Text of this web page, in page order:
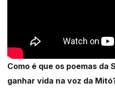
Como é que os poemas da
ganhar vida na voz da